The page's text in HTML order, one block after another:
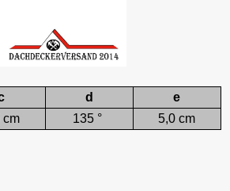
d
e
cm 135 ° 5,0 cm